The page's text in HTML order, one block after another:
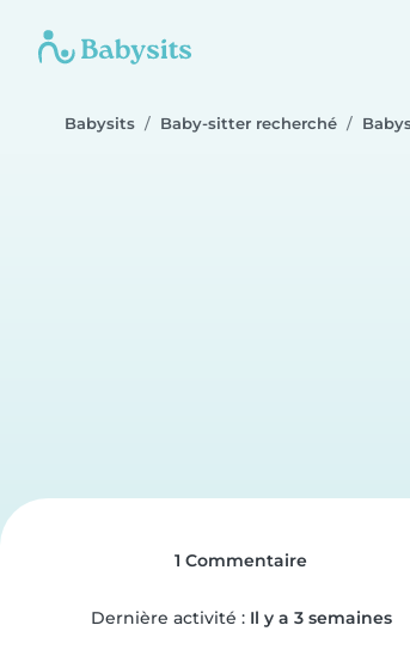
Babysits Baby-sitter recherché
1 Commentaire
Dernière activité : Il y a 3 semaines